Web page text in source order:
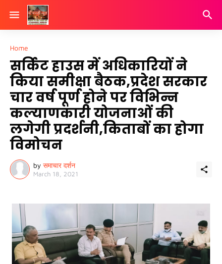
Home
सर्किट हाउस में अधिकारियों ने
किया समीक्षा बैठक,प्रदेश सरकार
चार वर्ष पूर्ण होने पर विभिन्न
कल्याणकारी योजनाओं की
लगेगी प्रदर्शनी,किताबों का होगा
विमोचन
by समाचार दर्शन
March 18, 2021